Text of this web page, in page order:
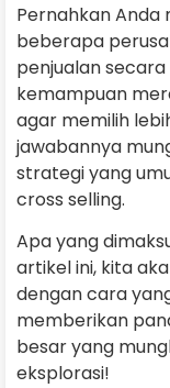
Pernahkan
beberapa
penjualan
kemampuan
agar memilih
jawabannya
strategi yang
cross selling.
Apa yang
artikel ini, kita
dengan cara
memberikan
besar yang
eksplorasi!